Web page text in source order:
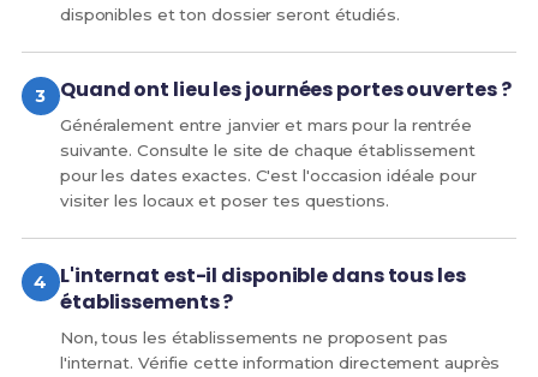
disponibles et ton dossier seront étudiés.
Quand ont lieu les journées portes ouvertes ?
Généralement entre janvier et mars pour la rentrée
suivante. Consulte le site de chaque établissement
pour les dates exactes. C'est l'occasion idéale pour
visiter les locaux et poser tes questions.
L'internat est-il disponible dans tous les
établissements ?
Non, tous les établissements ne proposent pas
l'internat. Vérifie cette information directement auprès